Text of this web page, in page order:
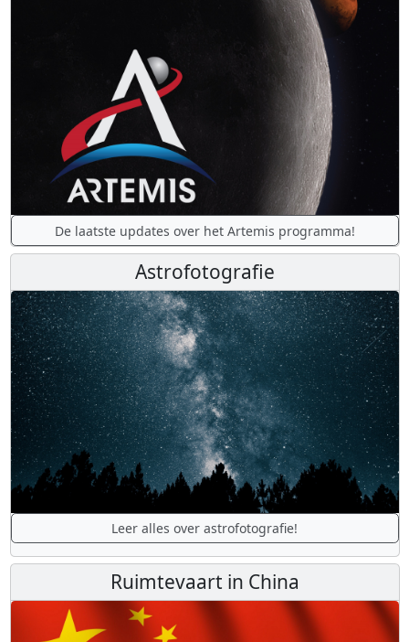
De laatste updates over het Artemis programma!
Astrofotografie
Leer alles over astrofotografie!
Ruimtevaart in China